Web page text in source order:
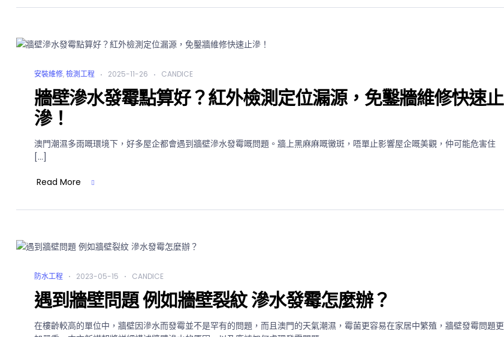
安裝維修,檢測工程 2025-11-26 CANDICE
牆壁滲水發霉點算好？紅外檢測定位漏源，免鑿牆維修快速止
滲！
澳門潮濕多雨嘅環境下，好多屋企都會遇到牆壁滲水發霉嘅問題。牆上黑麻麻嘅黴斑，唔單止影響屋企嘅美觀，仲可能危害住
[…]
Read More
防水工程 2023-05-15 CANDICE
遇到牆壁問題 例如牆壁裂紋 滲水發霉怎麼辦？
在樓齡較高的單位中，牆壁因滲水而發霉並不是罕有的問題，而且澳門的天氣潮濕，霉菌更容易在家居中繁殖，牆壁發霉問題更